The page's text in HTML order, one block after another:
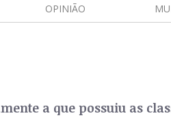
OPINIÃO
a que possuiu as